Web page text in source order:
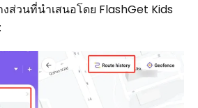
วนที่นำเสนอโดย FlashGet Kids
: